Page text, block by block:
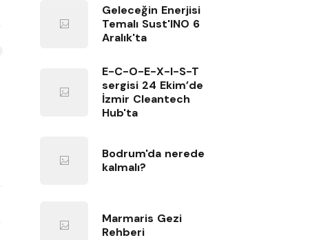
Geleceğin Enerjisi
Temalı Sust'INO 6
Aralık'ta
E-C-O-E-X-I-S-T
sergisi 24 Ekim’de
İzmir Cleantech
Hub'ta
Bodrum'da nerede
kalmalı?
Marmaris Gezi
Rehberi